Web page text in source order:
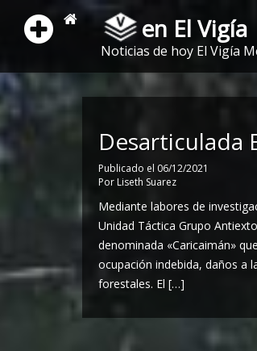
en El Vigía
Noticias de hoy El Vigía
Desarticulada
Publicado el 06/12/2021
Por Liseth Suarez
Mediante labores de
Unidad Táctica Grupo
denominada «Caricaimán»
ocupación indebida, daños a
forestales. El […]